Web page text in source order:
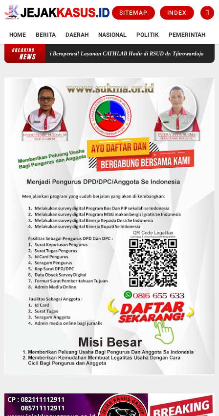
SITEMAP INDEX
HOME BERITA DAERAH NASIONAL POLITIK PEMERINTAH
BREAKING
NEWS Air Untuk Kemerdekaan , Air Untuk Kehidupan Resmi Beroperasi!